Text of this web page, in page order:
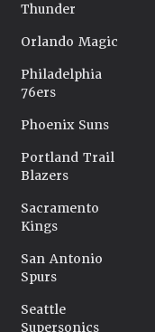
Thunder
Orlando Magic
Philadelphia
76ers
Phoenix Suns
Portland Trail
Blazers
Sacramento
Kings
San Antonio
Spurs
Seattle
Supersonics